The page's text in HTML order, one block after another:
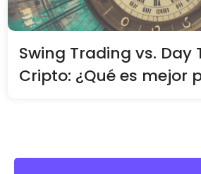
Swing Trading vs. Day
Cripto: ¿Qué es mejor